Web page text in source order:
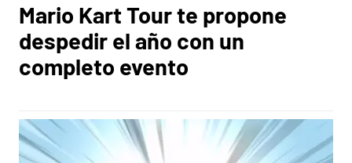
Mario Kart Tour te propone
despedir el año con un
completo evento